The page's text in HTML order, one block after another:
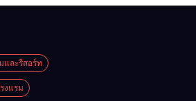
และรีสอร์ท
งแรม